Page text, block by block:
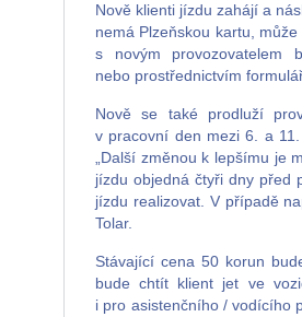
Nově klienti jízdu zahájí a
nemá Plzeňskou kartu,
s novým provozovatelem
nebo prostřednictvím
Nově se také prodluží
v pracovní den mezi 6. a
„Další změnou k lepšímu je
jízdu objedná čtyři dny před
jízdu realizovat. V případě
Tolar.
Stávající cena 50 korun
bude chtít klient jet ve
i pro asistenčního / vodícího